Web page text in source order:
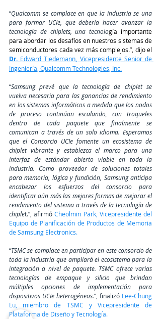
“Qualcomm se complace en que la industria se una
para formar UCIe, que debería hacer avanzar la
tecnología de chiplets, una tecnología importante
para abordar los desafíos en nuestros sistemas de
semiconductores cada vez más complejos.”, dijo el
Dr. Edward Tiedemann, Vicepresidente Senior de
Ingeniería, Qualcomm Technologies, Inc.
“Samsung prevé que la tecnología de chiplet se
vuelva necesaria para las ganancias de rendimiento
en los sistemas informáticos a medida que los nodos
de proceso continúan escalando, con troqueles
dentro de cada paquete que finalmente se
comunican a través de un solo idioma. Esperamos
que el Consorcio UCIe fomente un ecosistema de
chiplet vibrante y establezca el marco para una
interfaz de estándar abierto viable en toda la
industria. Como proveedor de soluciones totales
para memoria, lógica y fundición, Samsung anticipa
encabezar los esfuerzos del consorcio para
identificar aún más las mejores formas de mejorar el
rendimiento del sistema a través de la tecnología de
chiplet.”, afirmó Cheolmin Park, Vicepresidente del
Equipo de Planificación de Productos de Memoria
de Samsung Electronics.
“TSMC se complace en participar en este consorcio de
toda la industria que ampliará el ecosistema para la
integración a nivel de paquete. TSMC ofrece varias
tecnologías de empaque y silicio que brindan
múltiples opciones de implementación para
dispositivos UCIe heterogéneos.”, finalizó Lee-Chung
Lu, miembro de TSMC y Vicepresidente de
Plataforma de Diseño y Tecnología.